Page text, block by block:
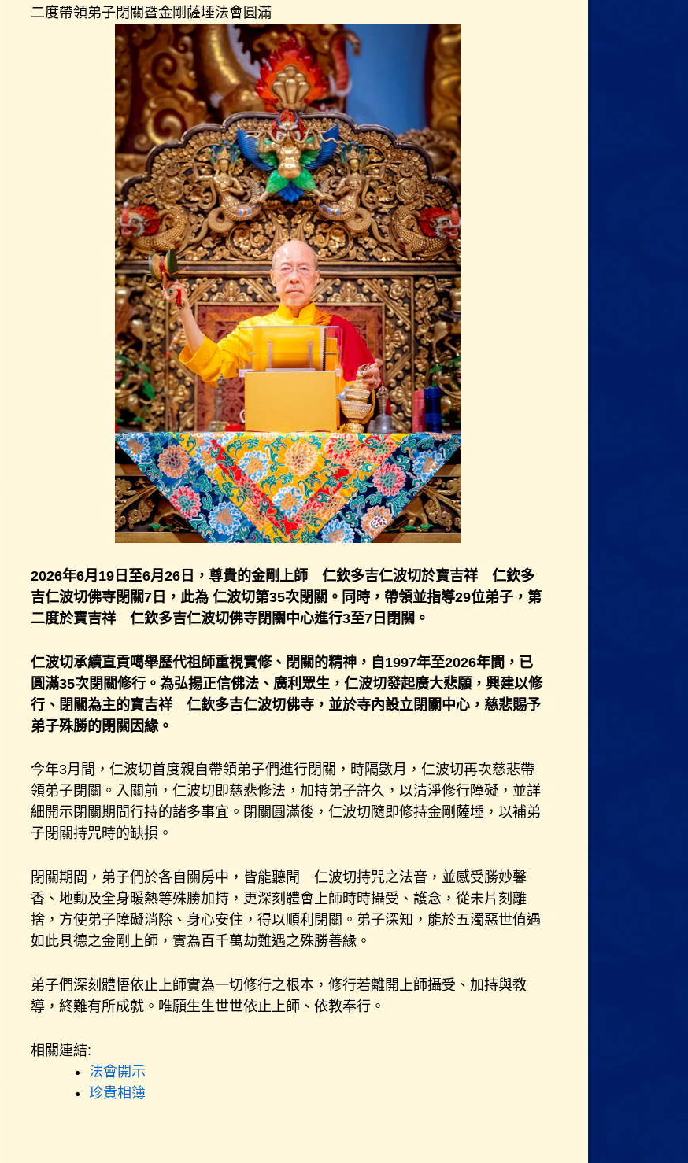
二度帶領弟子閉關暨金剛薩埵法會圓滿
2026年6月19日至6月26日，尊貴的金剛上師 仁欽多吉仁波切於寶吉祥 仁欽多
吉仁波切佛寺閉關7日，此為 仁波切第35次閉關。同時，帶領並指導29位弟子，第
二度於寶吉祥 仁欽多吉仁波切佛寺閉關中心進行3至7日閉關。
仁波切承續直貢噶舉歷代祖師重視實修、閉關的精神，自1997年至2026年間，已
圓滿35次閉關修行。為弘揚正信佛法、廣利眾生，仁波切發起廣大悲願，興建以修
行、閉關為主的寶吉祥 仁欽多吉仁波切佛寺，並於寺內設立閉關中心，慈悲賜予
弟子殊勝的閉關因緣。
今年3月間，仁波切首度親自帶領弟子們進行閉關，時隔數月，仁波切再次慈悲帶
領弟子閉關。入關前，仁波切即慈悲修法，加持弟子許久，以清淨修行障礙，並詳
細開示閉關期間行持的諸多事宜。閉關圓滿後，仁波切隨即修持金剛薩埵，以補弟
子閉關持咒時的缺損。
閉關期間，弟子們於各自關房中，皆能聽聞 仁波切持咒之法音，並感受勝妙馨
香、地動及全身暖熱等殊勝加持，更深刻體會上師時時攝受、護念，從未片刻離
捨，方使弟子障礙消除、身心安住，得以順利閉關。弟子深知，能於五濁惡世值遇
如此具德之金剛上師，實為百千萬劫難遇之殊勝善緣。
弟子們深刻體悟依止上師實為一切修行之根本，修行若離開上師攝受、加持與教
導，終難有所成就。唯願生生世世依止上師、依教奉行。
相關連結:
法會開示
珍貴相簿